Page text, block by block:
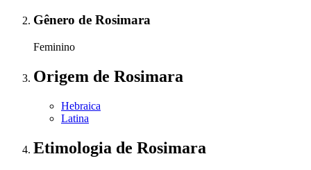
Gênero de Rosimara
Feminino
Origem de Rosimara
Hebraica
Latina
Etimologia de Rosimara